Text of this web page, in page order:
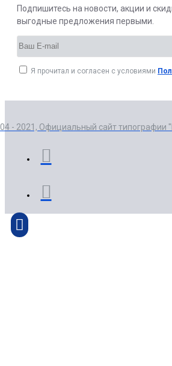
Подпишитесь на новости, акции и
выгодные предложения первыми.
Я прочитал и согласен с условиями
- 2021, Официальный сайт